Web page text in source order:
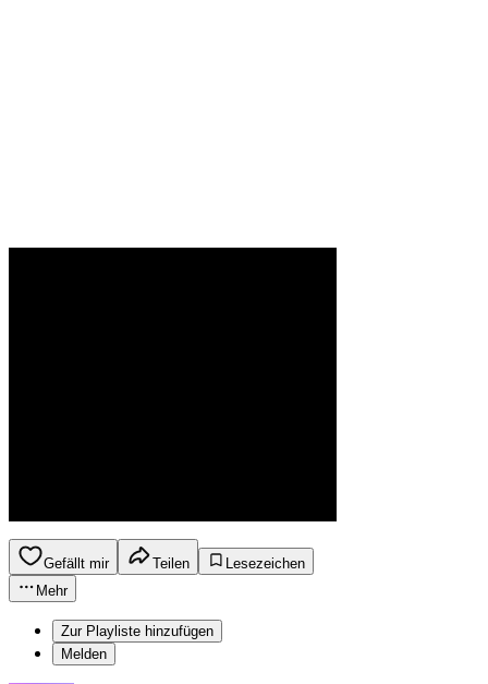
Gefällt mir Teilen
Lesezeichen
Mehr
Zur Playliste hinzufügen
Melden